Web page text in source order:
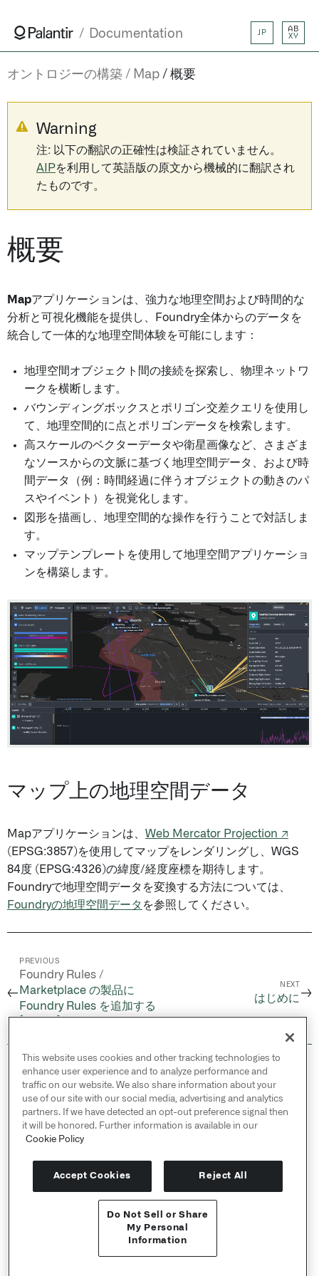
Documentation
Send feedback
JP
AB
XY
オントロジーの構築 Map 概要
Warning
注: 以下の翻訳の正確性は検証されていません。
AIPを利用して英語版の原文から機械的に翻訳され
たものです。
概要
Mapアプリケーションは、強力な地理空間および時間的な
分析と可視化機能を提供し、Foundry全体からのデータを
統合して一体的な地理空間体験を可能にします：
地理空間オブジェクト間の接続を探索し、物理ネットワ
ークを横断します。
バウンディングボックスとポリゴン交差クエリを使用し
て、地理空間的に点とポリゴンデータを検索します。
高スケールのベクターデータや衛星画像など、さまざま
なソースからの文脈に基づく地理空間データ、および時
間データ（例：時間経過に伴うオブジェクトの動きのパ
スやイベント）を視覚化します。
図形を描画し、地理空間的な操作を行うことで対話しま
す。
マップテンプレートを使用して地理空間アプリケーショ
ンを構築します。
マップ上の地理空間データ
Mapアプリケーションは、 Web Mercator Projection ↗
(EPSG:3857)を使用してマップをレンダリングし、WGS
84度 (EPSG:4326)の緯度/経度座標を期待します。
Foundryで地理空間データを変換する方法については、
Foundryの地理空間データ を参照してください。
←
PREVIOUS
Foundry Rules /
Marketplace の製品に
Foundry Rules を追加する
NEXT
はじめに →
© 2026 Palantir Technologies Inc. All rights
reserved.
Cookies Statement ↗
Privacy Statement ↗
Terms of Use ↗
Do Not Sell or Share My Personal Information
This website uses cookies and other tracking technologies to
enhance user experience and to analyze performance and
traffic on our website. We also share information about your
use of our site with our social media, advertising and analytics
partners. If we have detected an opt-out preference signal then
it will be honored. Further information is available in our
Cookie Policy
Accept Cookies Reject All
Do Not Sell or Share
My Personal
Information